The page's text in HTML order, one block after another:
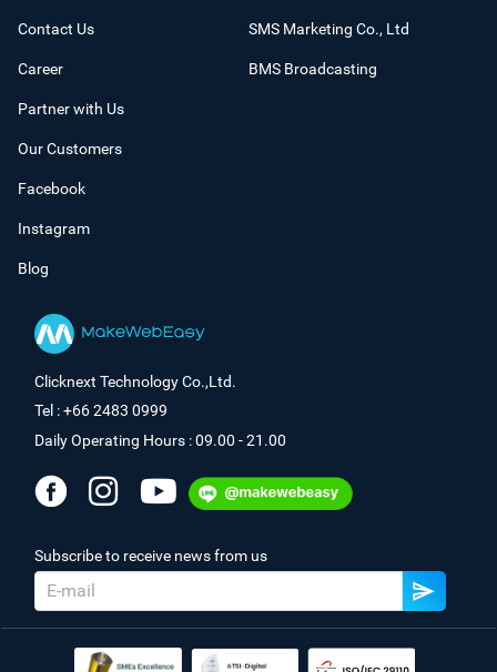
Contact Us
Career
Partner with Us
Our Customers
Facebook
Instagram
Blog
SMS Marketing Co., Ltd
BMS Broadcasting
Clicknext Technology Co.,Ltd.
Tel : +66 2483 0999
Daily Operating Hours : 09.00 - 21.00
Subscribe to receive news from us